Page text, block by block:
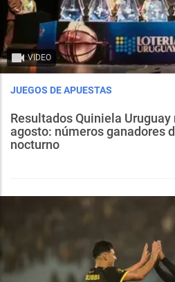
VIDEO
JUEGOS DE APUESTAS
Resultados Quiniela
agosto: números ganadores
nocturno